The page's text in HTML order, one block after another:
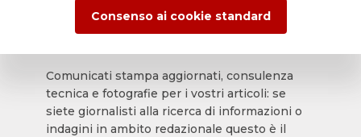
stampa.
Comunicati stampa aggiornati, consulenza
tecnica e fotografie per i vostri articoli: se
siete giornalisti alla ricerca di informazioni o
indagini in ambito redazionale questo è il
Consenso ai cookie standard